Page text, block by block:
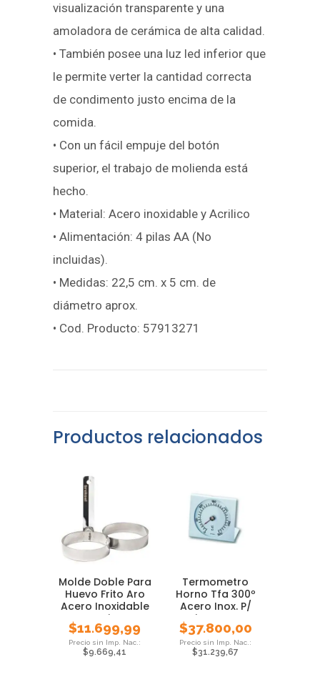
visualización transparente y una
amoladora de cerámica de alta calidad.
• También posee una luz led inferior que
le permite verter la cantidad correcta
de condimento justo encima de la
comida.
• Con un fácil empuje del botón
superior, el trabajo de molienda está
hecho.
• Material: Acero inoxidable y Acrilico
• Alimentación: 4 pilas AA (No
incluidas).
• Medidas: 22,5 cm. x 5 cm. de
diámetro aprox.
• Cod. Producto: 57913271
Productos relacionados
Molde Doble Para
Huevo Frito Aro
Acero Inoxidable
Cocina
$11.699,99
$9.669,41
Termometro
Horno Tfa 300º
Acero Inox. P/
Interior De Horno
$37.800,00
$31.239,67